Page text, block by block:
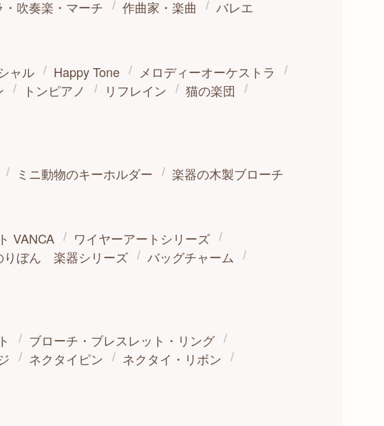
吹奏楽・マーチ 作曲家・楽曲 バレエ
ャル Happy Tone
メロディーオーケストラ
トンピアノ リフレイン
猫の楽団
ミニ動物のキーホルダー 楽器の木製ブローチ
VANCA
ワイヤーアートシリーズ
りぼん 楽器シリーズ
バッグチャーム
ブローチ・ブレスレット・リング
ネクタイピン
ネクタイ・リボン